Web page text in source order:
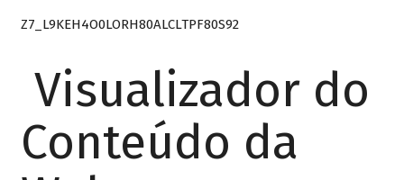
Z7_L9KEH4O0LORH80ALCLTPF80S92
Visualizador do
Conteúdo da